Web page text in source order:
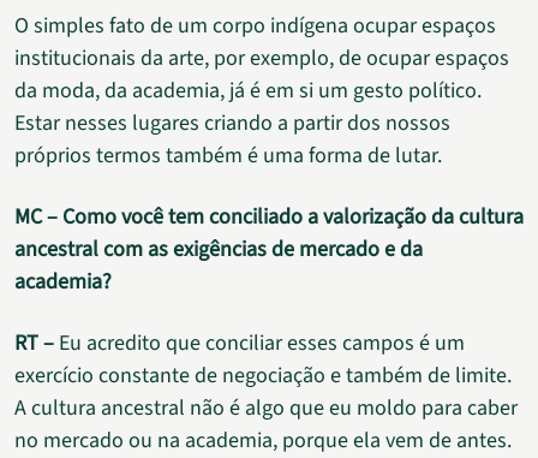
O simples fato de um corpo indígena ocupar espaços
institucionais da arte, por exemplo, de ocupar espaços
da moda, da academia, já é em si um gesto político.
Estar nesses lugares criando a partir dos nossos
próprios termos também é uma forma de lutar.
MC – Como você tem conciliado a valorização da cultura
ancestral com as exigências de mercado e da
academia?
RT – Eu acredito que conciliar esses campos é um
exercício constante de negociação e também de limite.
A cultura ancestral não é algo que eu moldo para caber
no mercado ou na academia, porque ela vem de antes.